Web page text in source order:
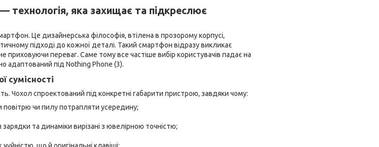
технологія, яка захищає та підкреслює
Це дизайнерська філософія, втілена в прозорому корпусі,
підході до кожної деталі. Такий смартфон відразу викликає
приховуючи переваг. Саме тому все частіше вибір користувачів падає на
адаптований під Nothing Phone (3).
сумісності
Чохол спроектований під конкретні габарити пристрою, завдяки чому:
чи пилу потрапляти усередину;
та динаміки вирізані з ювелірною точністю;
що й оригінальні клавіші;